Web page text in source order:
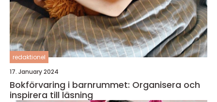
redaktionel
17. January 2024
Bokförvaring i barnrummet: Organisera och
inspirera till läsning